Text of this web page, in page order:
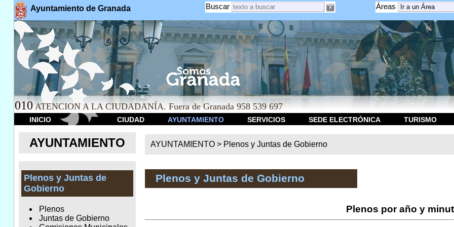
Ayuntamiento de Granada Áreas
Buscar
010 ATENCION A LA CIUDADANÍA. Fuera de Granada 958 539 697
INICIO CIUDAD AYUNTAMIENTO SERVICIOS SEDE ELECTRÓNICA TURISMO
AYUNTAMIENTO
Plenos y Juntas de
Gobierno
Plenos
Juntas de Gobierno
AYUNTAMIENTO > Plenos y Juntas de Gobierno
Plenos y Juntas de Gobierno
Plenos por año y